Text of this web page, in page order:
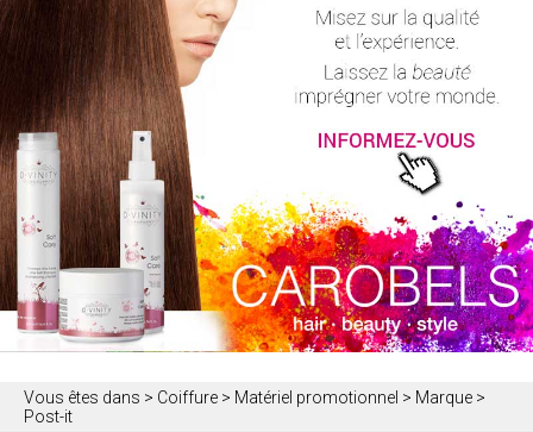
Vous êtes dans > Coiffure > Matériel promotionnel > Marque >
Post-it